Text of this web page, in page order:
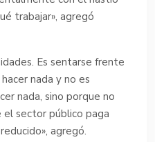
trabajar», agregó
Es sentarse frente
nada y no es
nada, sino porque no
el sector público paga
agregó.